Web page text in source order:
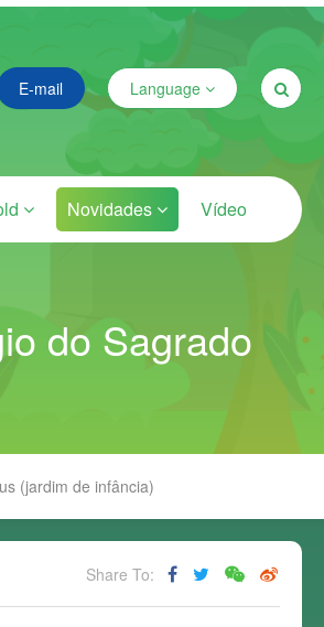
E-mail Language
Novidades Vídeo
do Sagrado
(jardim de infância)
Share To: